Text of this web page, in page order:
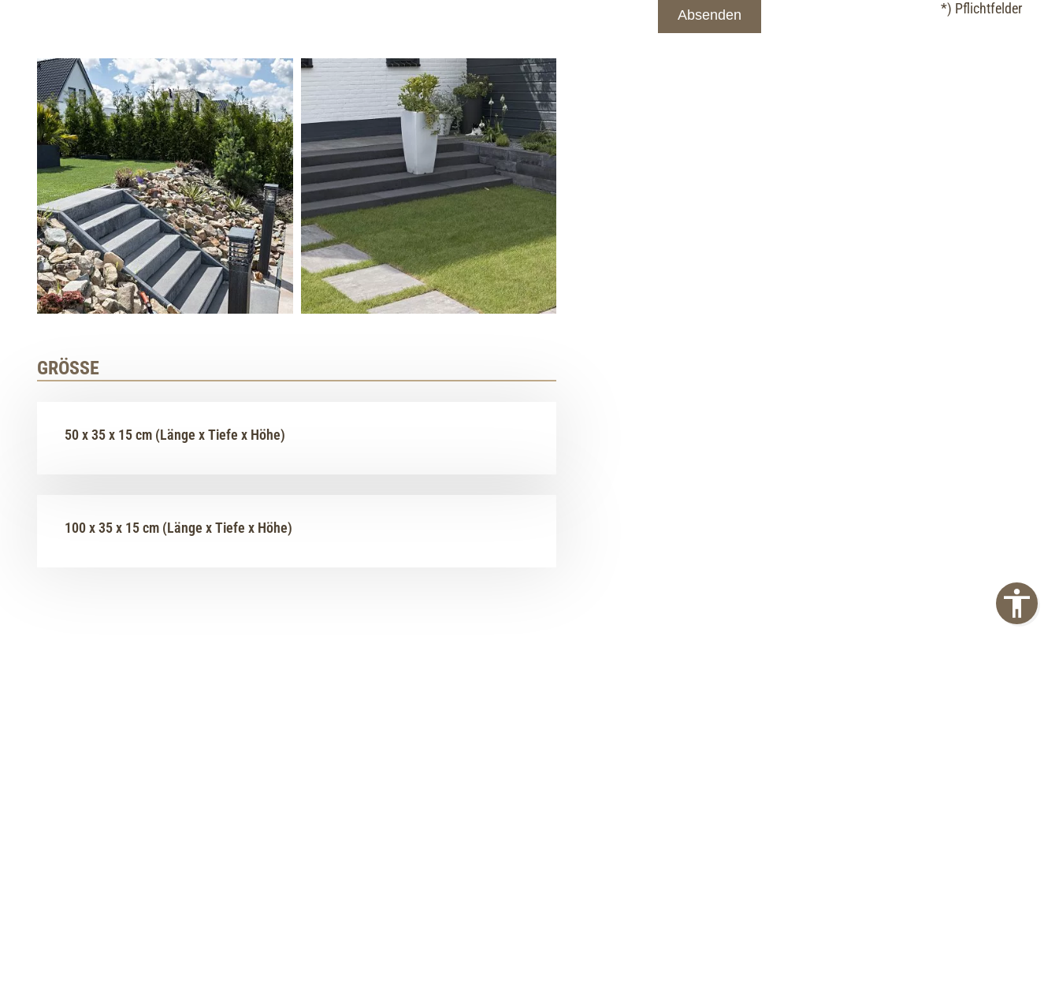
GRÖSSE
50 x 35 x 15 cm (Länge x Tiefe x Höhe)
100 x 35 x 15 cm (Länge x Tiefe x Höhe)
Absenden *) Pflichtfelder